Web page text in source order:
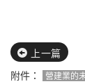
上一篇
附件：
營建業的